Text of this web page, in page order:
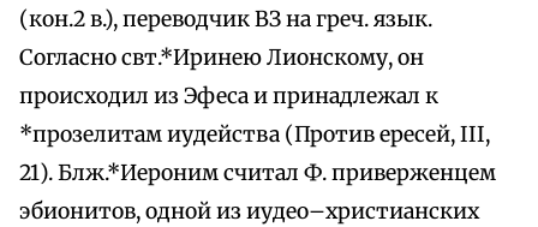
(кон.2 в.), переводчик ВЗ на греч. язык.
Согласно свт.*Иринею Лионскому, он
происходил из Эфеса и принадлежал к
*прозелитам иудейства (Против ересей, III,
21). Блж.*Иероним считал Ф. приверженцем
эбионитов, одной из иудео–христианских